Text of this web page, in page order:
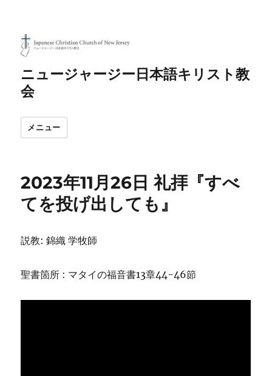
ニュージャージー日本語キリスト教
会
メニュー
2023年11月26日 礼拝『すべ
てを投げ出しても』
説教: 錦織 学牧師
聖書箇所 : マタイの福音書13章44-46節